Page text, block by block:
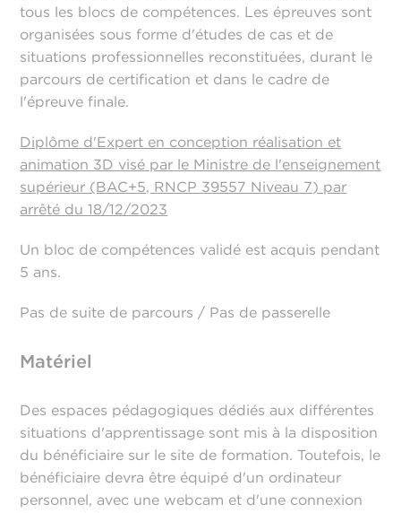
tous les blocs de compétences. Les épreuves sont
organisées sous forme d'études de cas et de
situations professionnelles reconstituées, durant le
parcours de certification et dans le cadre de
l'épreuve finale.
Diplôme d'Expert en conception réalisation et
animation 3D visé par le Ministre de l'enseignement
supérieur (BAC+5, RNCP 39557 Niveau 7) par
arrêté du 18/12/2023
Un bloc de compétences validé est acquis pendant
5 ans.
Pas de suite de parcours / Pas de passerelle
Matériel
Des espaces pédagogiques dédiés aux différentes
situations d'apprentissage sont mis à la disposition
du bénéficiaire sur le site de formation. Toutefois, le
bénéficiaire devra être équipé d'un ordinateur
personnel, avec une webcam et d'une connexion